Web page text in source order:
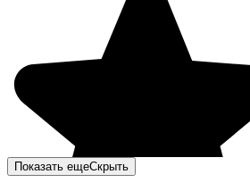
Показать ещеСкрыть